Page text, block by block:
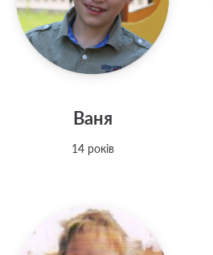
Ваня
14 років